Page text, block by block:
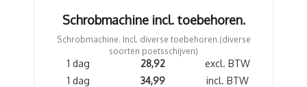
Schrobmachine incl. toebehoren.
Schrobmachine. Incl. diverse toebehoren.(diverse
soorten poetsschijven)
1 dag 28,92
excl. BTW
1 dag
34,99 incl. BTW